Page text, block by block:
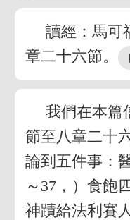
讀經：馬可
章二十六節。
我們在本篇
節至八章二十
論到五件事：
～37，）食飽
神蹟給法利賽